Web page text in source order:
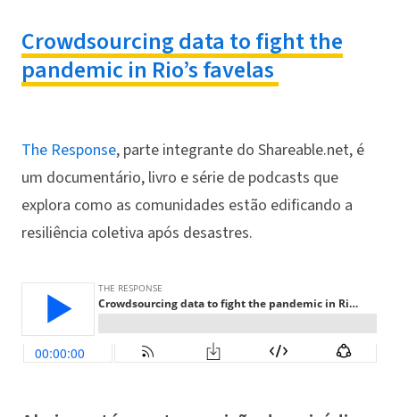
Crowdsourcing data to fight the
pandemic in Rio’s favelas
The Response, parte integrante do Shareable.net, é
um documentário, livro e série de podcasts que
explora como as comunidades estão edificando a
resiliência coletiva após desastres.